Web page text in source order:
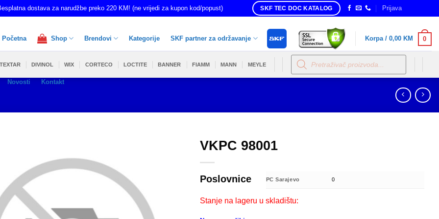
dostava za narudžbe preko 220 KM! (ne vrijedi za kupon kod/popust) SKF TEC DOC KATALOG Prijava
Početna Shop Brendovi Kategorije SKF partner za održavanje
Novosti Kontakt
Korpa / 0,00 KM 0
TEXTAR DIVINOL WIX CORTECO LOCTITE BANNER FIAMM MANN MEYLE
Products
search
VKPC 98001
Poslovnice PC Sarajevo 0
Stanje na lageru u skladištu: